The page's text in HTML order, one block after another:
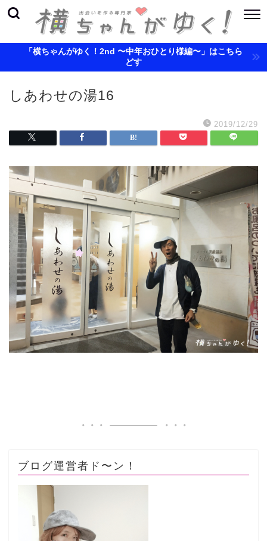
「横ちゃんがゆく！2nd 〜中年おひとり様編〜」はこちら
どす
しあわせの湯16
2019/12/29
ブログ運営者ド〜ン！